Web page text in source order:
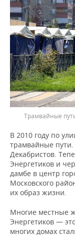
Трамвайные
В 2010 году по
трамвайные
Декабристов.
Энергетиков и
дамбе в центр
Московского
их образ жизни.
Многие местные
Энергетиков —
многих домах